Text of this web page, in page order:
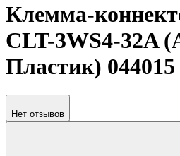
Клемма-
CLT-3WS4-32A
Пластик) 044015
Нет отзывов